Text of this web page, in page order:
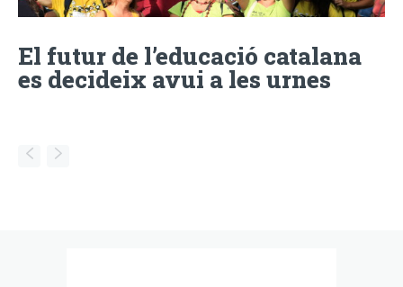
El futur de l’educació catalana
es decideix avui a les urnes